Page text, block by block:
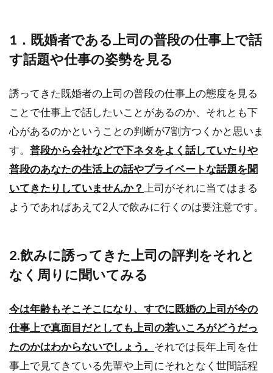
1．既婚者である上司の普段の仕事上で話
す話題や仕事の姿勢を見る
誘ってきた既婚者の上司の普段の仕事上の態度を見る
ことで仕事上で話したいことがあるのか、それとも下
心があるのかということの判断が7割方つくかと思いま
す。 普段から会社などで下ネタをよく話していたりや
普段のあなたの生活上の話やプライベートな話題を聞
いてきたりしていませんか？
上司がそれに当てはまる
ようであればあえて2人で飲みに行くのは要注意です。
2.飲みに誘ってきた上司の評判をそれと
なく周りに聞いてみる
今は年齢もそこそこになり、すでに既婚の上司が今の
仕事上で真面目だとしても上司の若いころがどうだっ
たのかはわからないでしょう。 それでは長年上司を仕
事上で見てきている先輩や上司にそれとなく世間話程